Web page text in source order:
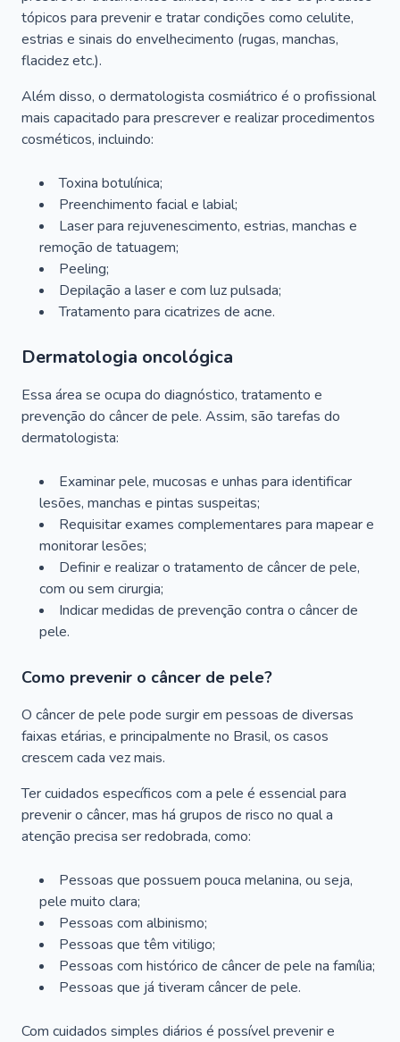
tópicos para prevenir e tratar condições como celulite,
estrias e sinais do envelhecimento (rugas, manchas,
flacidez etc.).
Além disso, o dermatologista cosmiátrico é o profissional
mais capacitado para prescrever e realizar procedimentos
cosméticos, incluindo:
Toxina botulínica;
Preenchimento facial e labial;
Laser para rejuvenescimento, estrias, manchas e
remoção de tatuagem;
Peeling;
Depilação a laser e com luz pulsada;
Tratamento para cicatrizes de acne.
Dermatologia oncológica
Essa área se ocupa do diagnóstico, tratamento e
prevenção do câncer de pele. Assim, são tarefas do
dermatologista:
Examinar pele, mucosas e unhas para identificar
lesões, manchas e pintas suspeitas;
Requisitar exames complementares para mapear e
monitorar lesões;
Definir e realizar o tratamento de câncer de pele,
com ou sem cirurgia;
Indicar medidas de prevenção contra o câncer de
pele.
Como prevenir o câncer de pele?
O câncer de pele pode surgir em pessoas de diversas
faixas etárias, e principalmente no Brasil, os casos
crescem cada vez mais.
Ter cuidados específicos com a pele é essencial para
prevenir o câncer, mas há grupos de risco no qual a
atenção precisa ser redobrada, como:
Pessoas que possuem pouca melanina, ou seja,
pele muito clara;
Pessoas com albinismo;
Pessoas que têm vitiligo;
Pessoas com histórico de câncer de pele na família;
Pessoas que já tiveram câncer de pele.
Com cuidados simples diários é possível prevenir e